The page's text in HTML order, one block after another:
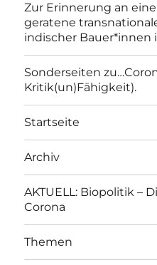
Zur Erinnerung an
geratene
indischer Bauer*innen
Sonderseiten
Kritik(un)Fähigkeit).
Startseite
Archiv
AKTUELL: Biopolitik –
Corona
Themen